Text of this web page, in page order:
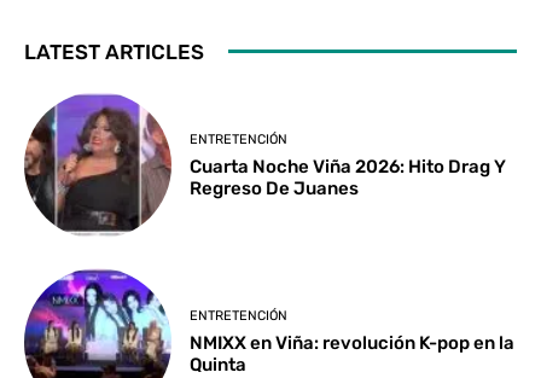
LATEST ARTICLES
ENTRETENCIÓN
Cuarta Noche Viña 2026: Hito Drag Y
Regreso De Juanes
ENTRETENCIÓN
NMIXX en Viña: revolución K-pop en la
Quinta